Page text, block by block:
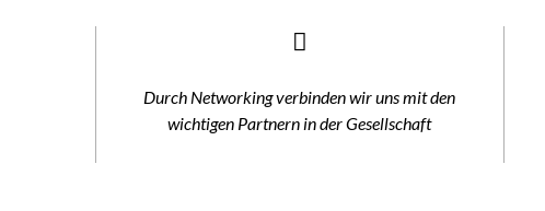
Durch Networking verbinden wir uns mit den
wichtigen Partnern in der Gesellschaft